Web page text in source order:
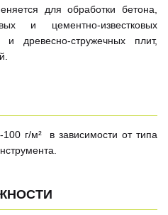
для обработки бетона,
и цементно-известковых
и древесно-стружечных плит,
100 г/м² в зависимости от типа